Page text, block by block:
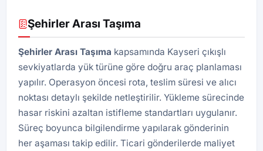
Şehirler Arası Taşıma
Şehirler Arası Taşıma kapsamında Kayseri çıkışlı
sevkiyatlarda yük türüne göre doğru araç planlaması
yapılır. Operasyon öncesi rota, teslim süresi ve alıcı
noktası detaylı şekilde netleştirilir. Yükleme sürecinde
hasar riskini azaltan istifleme standartları uygulanır.
Süreç boyunca bilgilendirme yapılarak gönderinin
her aşaması takip edilir. Ticari gönderilerde maliyet